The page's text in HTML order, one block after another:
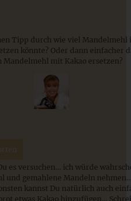
ohne Kristallzucker
Tipp durch wie viel Mandelmehl
könnte? Oder dann einfacher
Mandelmehl mit Kakao ersetzen?
es versuchen… ich würde
und gemahlene Mandeln
kannst Du natürlich auch
etwas Kakao hinzufügen…